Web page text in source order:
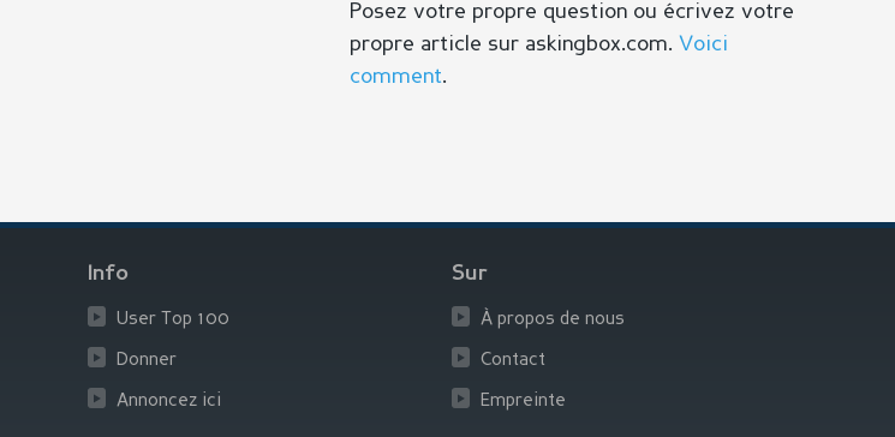
Posez votre propre question ou écrivez votre
propre article sur askingbox.com. Voici
comment.
Info
User Top 100
Donner
Annoncez ici
Sur
À propos de nous
Contact
Empreinte